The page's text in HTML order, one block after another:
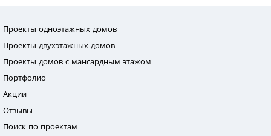
Проекты одноэтажных домов
Проекты двухэтажных домов
Проекты домов с мансардным этажом
Портфолио
Акции
Отзывы
Поиск по проектам